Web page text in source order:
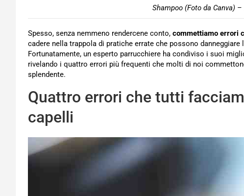
Shampoo (Foto da Canva)
Spesso, senza nemmeno rendercene conto, commettiamo errori
cadere nella trappola di pratiche errate che possono
Fortunatamente, un esperto parrucchiere ha condiviso i suoi
rivelando i quattro errori più frequenti che molti di noi
splendente.
Quattro errori che tutti
capelli